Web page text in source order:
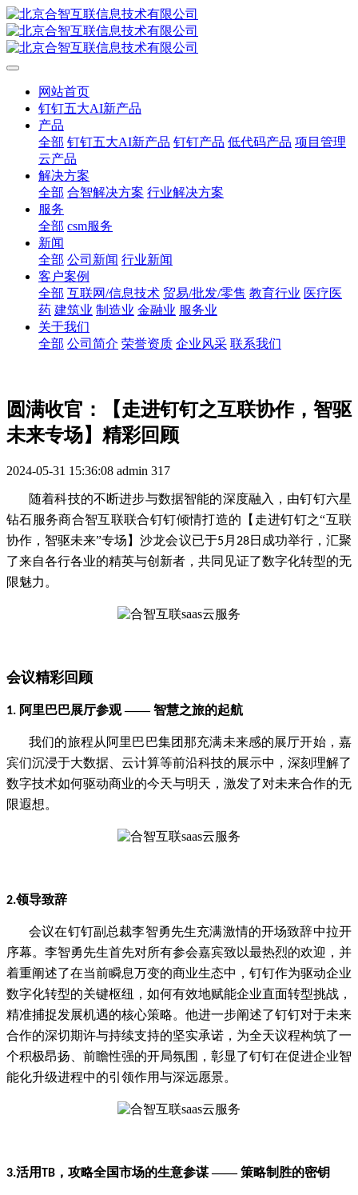
网站首页
钉钉五大AI新产品
产品
全部 钉钉五大AI新产品 钉钉产品 低代码产品 项目管理
云产品
解决方案
全部 合智解决方案 行业解决方案
服务
全部 csm服务
新闻
全部 公司新闻 行业新闻
客户案例
全部 互联网/信息技术 贸易/批发/零售 教育行业 医疗医
药 建筑业 制造业 金融业 服务业
关于我们
全部 公司简介 荣誉资质 企业风采 联系我们
圆满收官：【走进钉钉之互联协作，智驱
未来专场】精彩回顾
2024-05-31 15:36:08 admin 317
随着科技的不断进步与数据智能的深度融入，由钉钉六星
钻石服务商合智互联联合钉钉倾情打造的【走进钉钉之“互联
协作，智驱未来”专场】沙龙会议已于5月 28日成功举行，汇聚
了来自各行各业的精英与创新者，共同见证了数字化转型的无
限魅力。
会议精彩回顾
1. 阿里巴巴展厅参观 —— 智慧之旅的起航
我们的旅程从阿里巴巴集团那充满未来感的展厅开始，嘉
宾们沉浸于大数据、云计算等前沿科技的展示中，深刻理解了
数字技术如何驱动商业的今天与明天，激发了对未来合作的无
限遐想。
2.领导致辞
会议在钉钉副总裁李智勇先生充满激情的开场致辞中拉开
序幕。李智勇先生首先对所有参会嘉宾致以最热烈的欢迎，并
着重阐述了在当前瞬息万变的商业生态中，钉钉作为驱动企业
数字化转型的关键枢纽，如何有效地赋能企业直面转型挑战，
精准捕捉发展机遇的核心策略。他进一步阐述了钉钉对于未来
合作的深切期许与持续支持的坚实承诺，为全天议程构筑了一
个积极昂扬、前瞻性强的开局氛围，彰显了钉钉在促进企业智
能化升级进程中的引领作用与深远愿景。
3.活用TB ，攻略全国市场的生意参谋 —— 策略制胜的密钥